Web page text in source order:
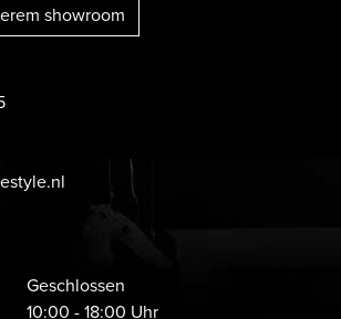
showroom
Geschlossen
10:00 - 18:00 Uhr